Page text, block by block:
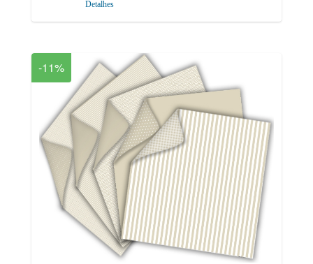
Detalhes
-11%